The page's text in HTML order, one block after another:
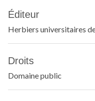
Éditeur
Herbiers universitaires
Droits
Domaine public